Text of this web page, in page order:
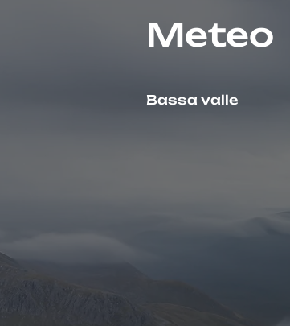
Meteo
Bassa valle